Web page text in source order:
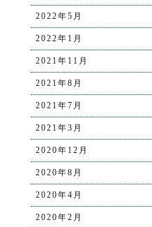
2022年5月
2022年1月
2021年11月
2021年8月
2021年7月
2021年3月
2020年12月
2020年8月
2020年4月
2020年2月